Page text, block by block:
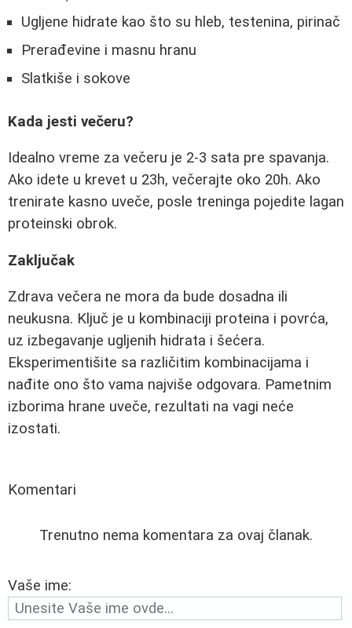
Ugljene hidrate kao što su hleb, testenina, pirinač
Prerađevine i masnu hranu
Slatkiše i sokove
Kada jesti večeru?
Idealno vreme za večeru je 2-3 sata pre spavanja.
Ako idete u krevet u 23h, večerajte oko 20h. Ako
trenirate kasno uveče, posle treninga pojedite lagan
proteinski obrok.
Zaključak
Zdrava večera ne mora da bude dosadna ili
neukusna. Ključ je u kombinaciji proteina i povrća,
uz izbegavanje ugljenih hidrata i šećera.
Eksperimentišite sa različitim kombinacijama i
nađite ono što vama najviše odgovara. Pametnim
izborima hrane uveče, rezultati na vagi neće
izostati.
Komentari
Trenutno nema komentara za ovaj članak.
Vaše ime: